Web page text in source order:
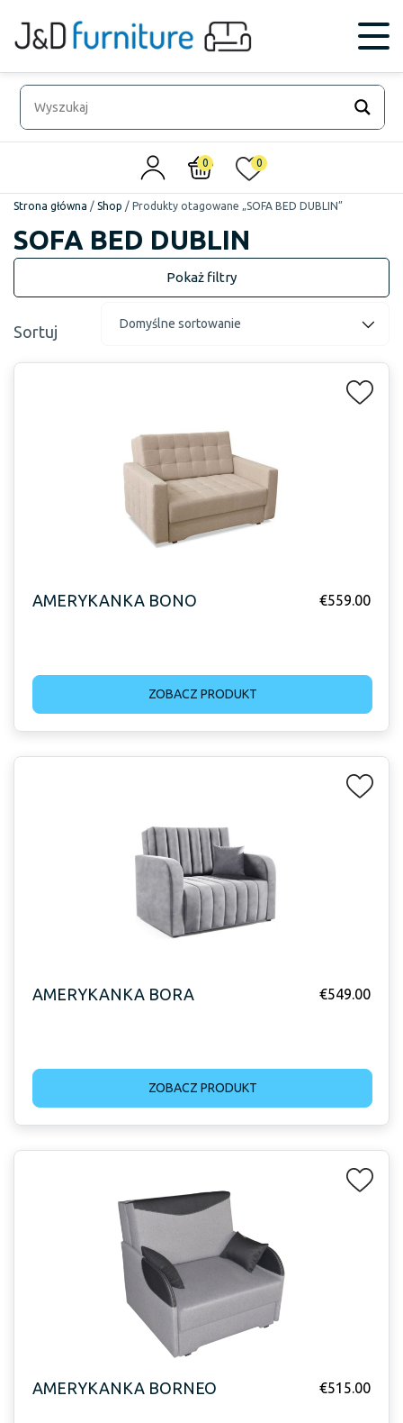
0 0
Strona główna / Shop / Produkty otagowane „SOFA BED DUBLIN”
SOFA BED DUBLIN
Sortuj
AMERYKANKA BONO €559.00
ZOBACZ PRODUKT
AMERYKANKA BORA €549.00
ZOBACZ PRODUKT
AMERYKANKA BORNEO €515.00